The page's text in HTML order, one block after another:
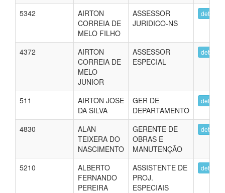
5342
AIRTON
CORREIA DE
MELO FILHO
ASSESSOR
JURIDICO-NS
detalhes
4372
AIRTON
CORREIA DE
MELO
JUNIOR
ASSESSOR
ESPECIAL
detalhes
511
AIRTON JOSE
DA SILVA
GER DE
DEPARTAMENTO
detalhes
4830
ALAN
TEIXERA DO
NASCIMENTO
GERENTE DE
OBRAS E
MANUTENÇÃO
detalhes
5210
ALBERTO
FERNANDO
PEREIRA
ASSISTENTE DE
PROJ.
ESPECIAIS
detalhes